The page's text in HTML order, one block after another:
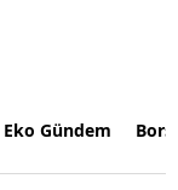
Eko Gündem